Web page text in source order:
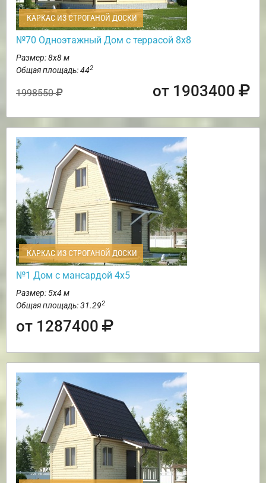
КАРКАС ИЗ СТРОГАНОЙ ДОСКИ
№70 Одноэтажный Дом с террасой 8х8
Размер: 8х8 м
Общая площадь: 442
1998550 от 1903400
КАРКАС ИЗ СТРОГАНОЙ ДОСКИ
№1 Дом с мансардой 4х5
Размер: 5х4 м
Общая площадь: 31.292
от 1287400